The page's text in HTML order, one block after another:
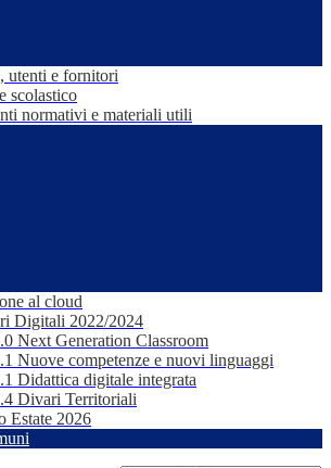
utenti e fornitori
scolastico
normativi e materiali utili
al cloud
Digitali 2022/2024
Next Generation Classroom
Nuove competenze e nuovi linguaggi
Didattica digitale integrata
Divari Territoriali
Estate 2026